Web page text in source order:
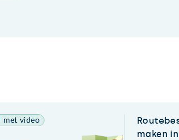
met video
maken